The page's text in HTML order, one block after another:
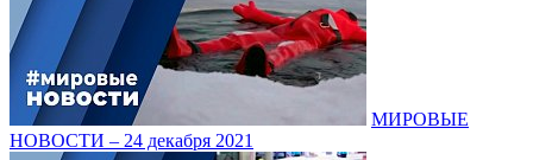
МИРОВЫЕ
НОВОСТИ – 24 декабря 2021